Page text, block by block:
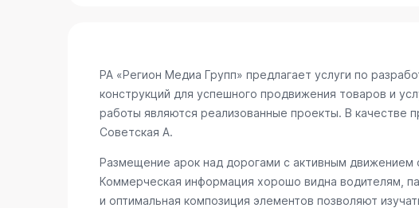
РА «Регион Медиа Групп» предлагает услуги по
конструкций для успешного продвижения товаров и
работы являются реализованные проекты. В качестве
Советская А.
Размещение арок над дорогами с активным движением
Коммерческая информация хорошо видна водителям,
и оптимальная композиция элементов позволяют